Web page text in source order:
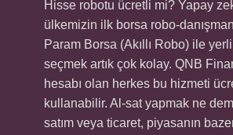
Hisse robotu ücretli mi? Yapay
ülkemizin ilk borsa robo-
Param Borsa (Akıllı Robo) ile
seçmek artık çok kolay. QNB
hesabı olan herkes bu hizmeti
kullanabilir. Al-sat yapmak ne
satım veya ticaret, piyasanın